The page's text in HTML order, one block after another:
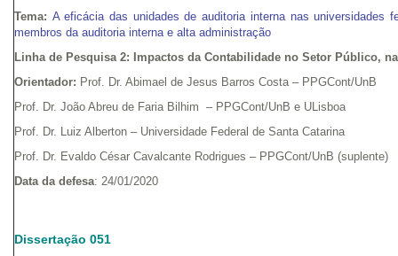
Tema: A eficácia das unidades de auditoria interna nas universidades
membros da auditoria interna e alta administração
Linha de Pesquisa 2: Impactos da Contabilidade no Setor Público,
Orientador: Prof. Dr. Abimael de Jesus Barros Costa – PPGCont/UnB
Prof. Dr. João Abreu de Faria Bilhim – PPGCont/UnB e ULisboa
Prof. Dr. Luiz Alberton – Universidade Federal de Santa Catarina
Prof. Dr. Evaldo César Cavalcante Rodrigues – PPGCont/UnB (suplente)
Data da defesa: 24/01/2020
Dissertação 051